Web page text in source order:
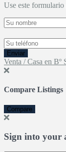
Use este formulario
Enviar
Venta / Casa en
Compare Listings
Compare
Sign into your